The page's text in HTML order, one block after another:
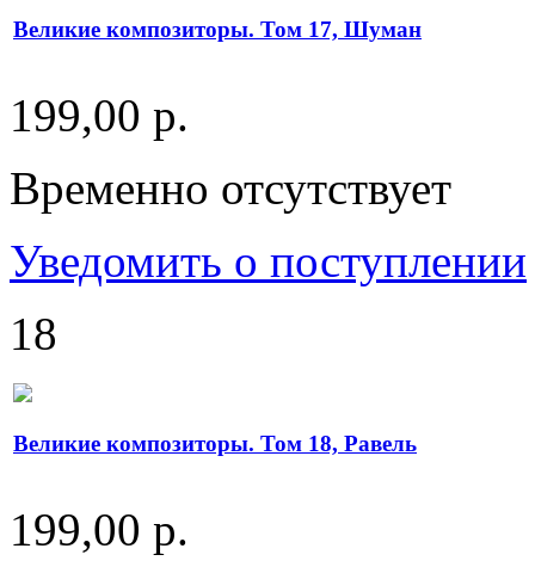
Великие композиторы. Том 17, Шуман
199,00 р.
Временно отсутствует
Уведомить о поступлении
18
Великие композиторы. Том 18, Равель
199,00 р.